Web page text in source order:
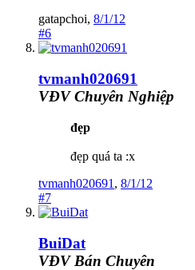
gatapchoi, 8/1/12
#6
tvmanh020691
VĐV Chuyên Nghiệp
đẹp
đẹp quá ta :x
tvmanh020691 , 8/1/12
#7
BuiDat
VĐV Bán Chuyên